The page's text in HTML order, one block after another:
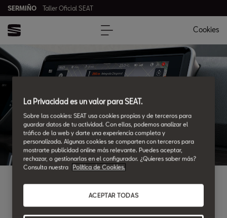
SERMIÑO Taller Oficial SEAT
Cookies
SERMIÑO
Ubicaciones y horarios
La Privacidad es un valor para SEAT.
Sobre las cookies: SEAT usa cookies propias y de terceros para
guardar datos de tu actividad. Con ellas, podemos analizar el
tráfico de la web y darte una experiencia completa y
personalizada. Algunas cookies se comparten con terceros para
mostrarte publicidad online más relevante. Puedes aceptar,
rechazar, o gestionarlas en el configurador. ¿Quieres saber más?
Consulta nuestra
Política de Cookies.
ACEPTAR TODAS